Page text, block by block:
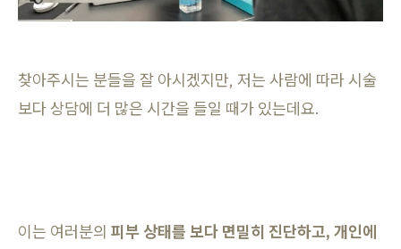
찾아주시는 분들을 잘 아시겠지만, 저는 사람에 따라 시술
보다 상담에 더 많은 시간을 들일 때가 있는데요.
이는 여러분의 피부 상태를 보다 면밀히 진단하고, 개인에